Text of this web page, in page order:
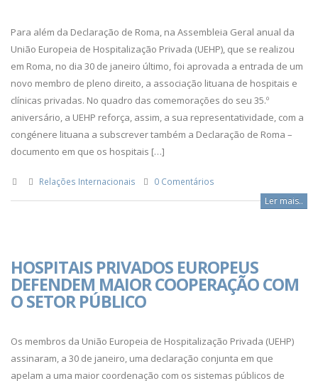
Para além da Declaração de Roma, na Assembleia Geral anual da
União Europeia de Hospitalização Privada (UEHP), que se realizou
em Roma, no dia 30 de janeiro último, foi aprovada a entrada de um
novo membro de pleno direito, a associação lituana de hospitais e
clínicas privadas. No quadro das comemorações do seu 35.º
aniversário, a UEHP reforça, assim, a sua representatividade, com a
congénere lituana a subscrever também a Declaração de Roma –
documento em que os hospitais […]
Relações Internacionais 0 Comentários
Ler mais..
HOSPITAIS PRIVADOS EUROPEUS
DEFENDEM MAIOR COOPERAÇÃO COM
O SETOR PÚBLICO
Os membros da União Europeia de Hospitalização Privada (UEHP)
assinaram, a 30 de janeiro, uma declaração conjunta em que
apelam a uma maior coordenação com os sistemas públicos de